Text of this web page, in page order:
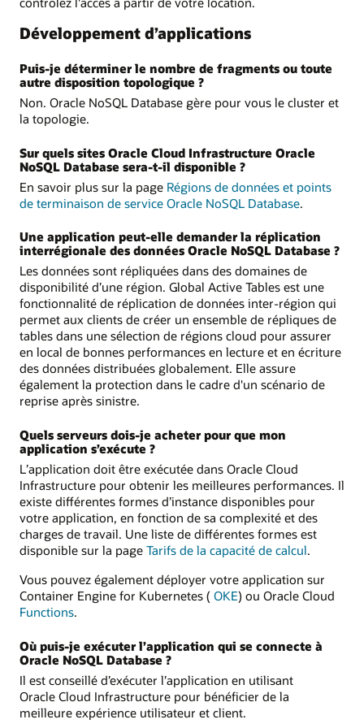
Développement d’applications
Puis-je déterminer le nombre de fragments ou toute
autre disposition topologique ?
Non. Oracle NoSQL Database gère pour vous le cluster et
la topologie.
Sur quels sites Oracle Cloud Infrastructure Oracle
NoSQL Database sera-t-il disponible ?
En savoir plus sur la page Régions de données et points
de terminaison de service Oracle NoSQL Database.
Une application peut-elle demander la réplication
interrégionale des données Oracle NoSQL Database ?
Les données sont répliquées dans des domaines de
disponibilité d’une région. Global Active Tables est une
fonctionnalité de réplication de données inter-région qui
permet aux clients de créer un ensemble de répliques de
tables dans une sélection de régions cloud pour assurer
en local de bonnes performances en lecture et en écriture
des données distribuées globalement. Elle assure
également la protection dans le cadre d'un scénario de
reprise après sinistre.
Quels serveurs dois-je acheter pour que mon
application s’exécute ?
L’application doit être exécutée dans Oracle Cloud
Infrastructure pour obtenir les meilleures performances. Il
existe différentes formes d’instance disponibles pour
votre application, en fonction de sa complexité et des
charges de travail. Une liste de différentes formes est
disponible sur la page Tarifs de la capacité de calcul.
Vous pouvez également déployer votre application sur
Container Engine for Kubernetes ( OKE) ou Oracle Cloud
Functions.
Où puis-je exécuter l’application qui se connecte à
Oracle NoSQL Database ?
Il est conseillé d’exécuter l’application en utilisant
Oracle Cloud Infrastructure pour bénéficier de la
meilleure expérience utilisateur et client.